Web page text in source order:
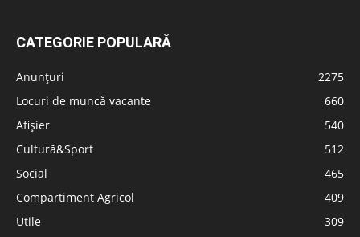
CATEGORIE POPULARĂ
Anunțuri
2275
Locuri de muncă vacante
660
Afișier
540
Cultură&Sport
512
Social
465
Compartiment Agricol
409
Utile
309